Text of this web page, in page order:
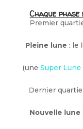
Chaque
Premier
Pleine lune : le
(une Super Lune
Dernier
Nouvelle lune